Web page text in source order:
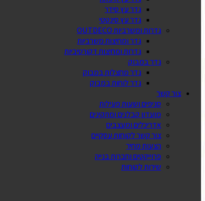
גדר עץ סידר
גדר עץ סינטטי
גדרות ומשרביות OUTDECO
גדר ומחיצות משרביות
גדרות ומחיצות דקורטיביות
גדר במבוק
גדר מחצלות במבוק
גדר לוחות במבוק
צור קשר
סניפים ושעות פעילות
מועדון קבלנים ומתקינים
אדריכלים ומעצבים
צור קשר לקוחות עסקיים
הצעות מחיר
פרוייקטים וחברות בנייה
שירות לקוחות